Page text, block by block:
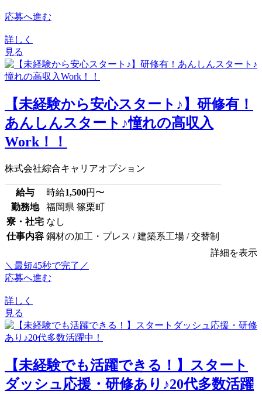
応募へ進む
詳しく
見る
【未経験から安心スタート♪】研修有！
あんしんスタート♪憧れの高収入
Work！！
株式会社綜合キャリアオプション
給与 時給1,500円〜
勤務地
福岡県 篠栗町
寮・社宅 なし
仕事内容 鋼材の加工・プレス / 建築系工場 / 交替制
詳細を表示
＼最短45秒で完了／
応募へ進む
詳しく
見る
【未経験でも活躍できる！】スタート
ダッシュ応援・研修あり♪20代多数活躍